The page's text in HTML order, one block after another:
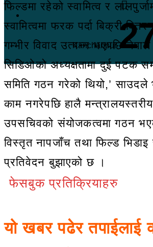
Kanchanpur
फिल्डमा रहेको स्वामित्व र
स्वामित्वमा फरक पर्दा बिक्री
गम्भीर विवाद उत्पन्न भएपछि
सिडिओको अध्यक्षतामा दुई पटक
समिति गठन गरेको थियो,’ साउदले
काम नगरेपछि हालै मन्त्रालयस्तरीय
उपसचिवको संयोजकत्वमा गठन
विस्तृत नापजाँच तथा फिल्ड भिडाइ
प्रतिवेदन बुझाएको छ ।
फेसबुक प्रतिक्रियाहरु
यो खबर पढेर तपाईलाई